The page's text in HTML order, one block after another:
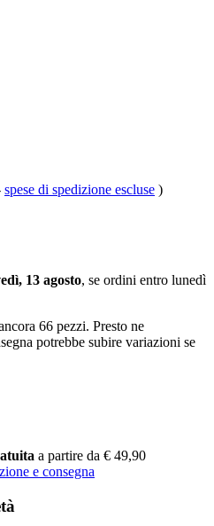
spese di spedizione escluse )
13 agosto, se ordini entro lunedì
66 pezzi. Presto ne
potrebbe subire variazioni se
a partire da € 49,90
e consegna